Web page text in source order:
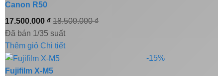
Canon R50
17.500.000 ₫ 18.500.000₫
Đã bán 1/35 suất
Thêm giỏ Chi tiết
-15%
Fujifilm X-M5